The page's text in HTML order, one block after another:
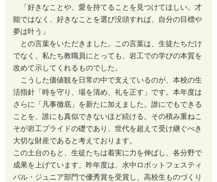
「好きなことや、愛を持てることを見つけてほしい。才
能ではなく、好きなことを選び没頭すれば、自分の目標や
夢は叶う」
との言葉をいただきました。この言葉は、生徒たちだけ
でなく、私たち教職員にとっても、岩工での学びの本質を
改めて示してくれるものでした。
こうした価値観を日常の中で支えているのが、本校の生
活指針「時を守り、場を清め、礼を正す」です。本年度は
さらに「凡事徹底」を新たに加えました。誰にでもできる
ことを、誰にも真似できないほど続ける。その積み重ねこ
そが岩工プライドの礎であり、世代を超えて受け継ぐべき
大切な財産であると考えております。
この土台のもと、生徒たちは着実に力を伸ばし、各分野で
成果を上げています。昨年度は、水中ロボットフェスティ
バル・ジュニア部門で優秀賞を受賞し、高校生ものづくり